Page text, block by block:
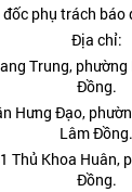
phụ trách báo
Địa chỉ:
Trung,
Đồng.
Hưng Đạo,
Lâm Đồng.
Thủ Khoa Huân,
Đồng.